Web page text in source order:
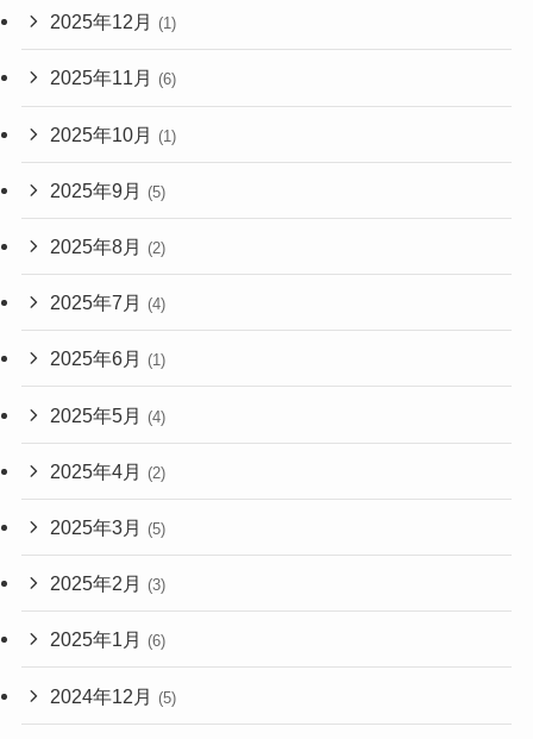
2025年12月 (1)
2025年11月 (6)
2025年10月 (1)
2025年9月 (5)
2025年8月 (2)
2025年7月 (4)
2025年6月 (1)
2025年5月 (4)
2025年4月 (2)
2025年3月 (5)
2025年2月 (3)
2025年1月 (6)
2024年12月 (5)